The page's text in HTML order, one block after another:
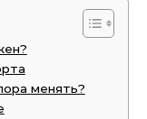
менять?